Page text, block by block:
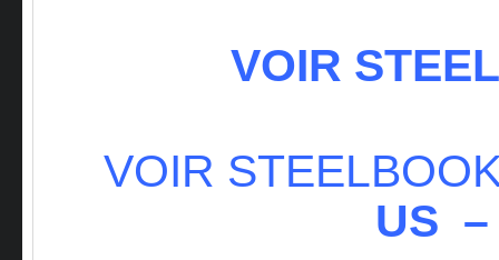
VOIR
VOIR
US